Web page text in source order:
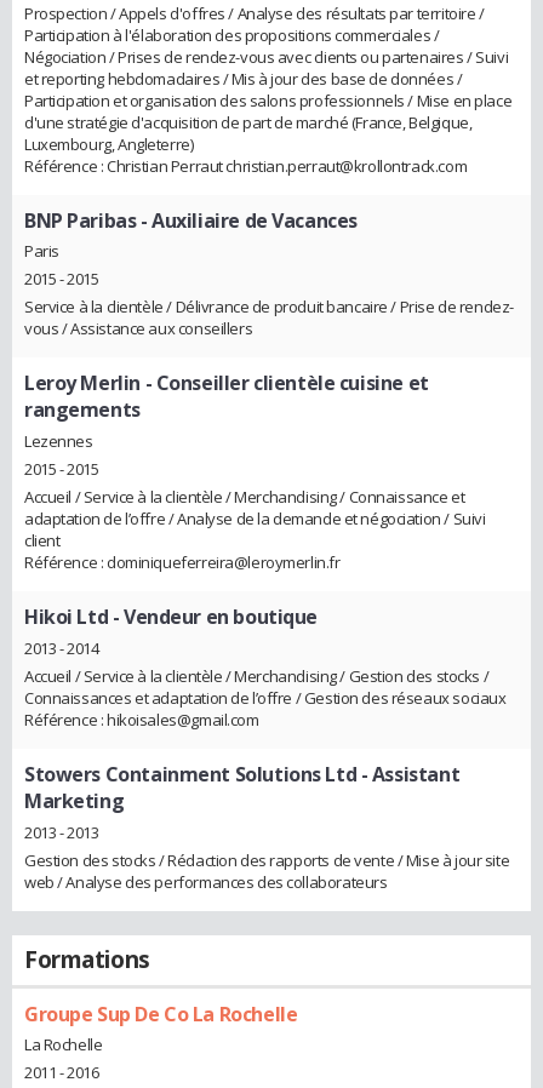
Prospection / Appels d'offres / Analyse des résultats par territoire /
Participation à l'élaboration des propositions commerciales /
Négociation / Prises de rendez-vous avec clients ou partenaires / Suivi
et reporting hebdomadaires / Mis à jour des base de données /
Participation et organisation des salons professionnels / Mise en place
d'une stratégie d'acquisition de part de marché (France, Belgique,
Luxembourg, Angleterre)
Référence : Christian Perraut christian.perraut@krollontrack.com
BNP Paribas- Auxiliaire de Vacances
Paris
2015 - 2015
Service à la clientèle / Délivrance de produit bancaire / Prise de rendez-
vous / Assistance aux conseillers
Leroy Merlin - Conseiller clientèle cuisine et
rangements
Lezennes
2015 - 2015
Accueil / Service à la clientèle / Merchandising / Connaissance et
adaptation de l’offre / Analyse de la demande et négociation / Suivi
client
Référence : dominiqueferreira@leroymerlin.fr
Hikoi Ltd - Vendeur en boutique
2013 - 2014
Accueil / Service à la clientèle / Merchandising / Gestion des stocks /
Connaissances et adaptation de l’offre / Gestion des réseaux sociaux
Référence : hikoisales@gmail.com
Stowers Containment Solutions Ltd - Assistant
Marketing
2013 - 2013
Gestion des stocks / Rédaction des rapports de vente / Mise à jour site
web / Analyse des performances des collaborateurs
Formations
Groupe Sup De Co La Rochelle
La Rochelle
2011 - 2016